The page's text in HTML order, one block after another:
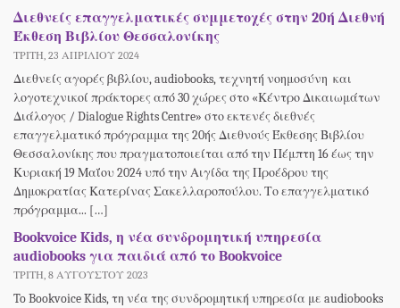
Διεθνείς επαγγελματικές συμμετοχές στην 20ή Διεθνή
Έκθεση Βιβλίου Θεσσαλονίκης
ΤΡΊΤΗ, 23 ΑΠΡΙΛΊΟΥ 2024
Διεθνείς αγορές βιβλίου, audiobooks, τεχνητή νοημοσύνη και
λογοτεχνικοί πράκτορες από 30 χώρες στο «Κέντρο Δικαιωμάτων
Διάλογος / Dialogue Rights Centre» στο εκτενές διεθνές
επαγγελματικό πρόγραμμα της 20ής Διεθνούς Έκθεσης Βιβλίου
Θεσσαλονίκης που πραγματοποιείται από την Πέμπτη 16 έως την
Κυριακή 19 Μαΐου 2024 υπό την Αιγίδα της Προέδρου της
Δημοκρατίας Κατερίνας Σακελλαροπούλου. Το επαγγελματικό
πρόγραμμα... […]
Bookvoice Kids, η νέα συνδρομητική υπηρεσία
audiobooks για παιδιά από το Bookvoice
ΤΡΊΤΗ, 8 ΑΥΓΟΎΣΤΟΥ 2023
To Bookvoice Kids, τη νέα της συνδρομητική υπηρεσία με audiobooks